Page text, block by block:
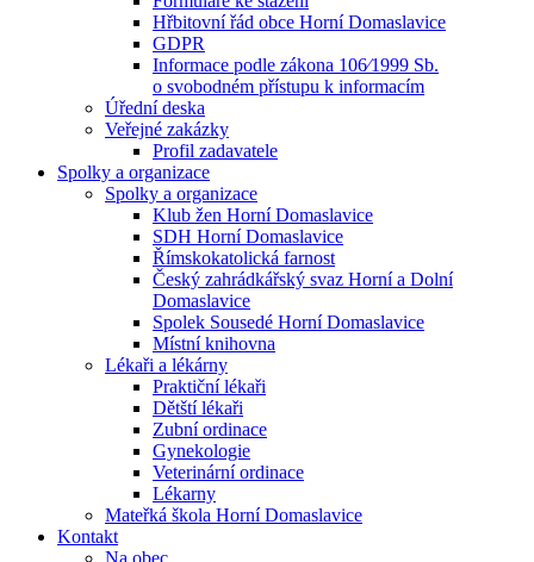
Hřbitovní řád obce Horní Domaslavice
GDPR
Informace podle zákona 106⁄1999 Sb.
o svobodném přístupu k informacím
Úřední deska
Veřejné zakázky
Profil zadavatele
Spolky a organizace
Spolky a organizace
Klub žen Horní Domaslavice
SDH Horní Domaslavice
Římskokatolická farnost
Český zahrádkářský svaz Horní a Dolní
Domaslavice
Spolek Sousedé Horní Domaslavice
Místní knihovna
Lékaři a lékárny
Praktiční lékaři
Dětští lékaři
Zubní ordinace
Gynekologie
Veterinární ordinace
Lékarny
Mateřká škola Horní Domaslavice
Kontakt
Na obec